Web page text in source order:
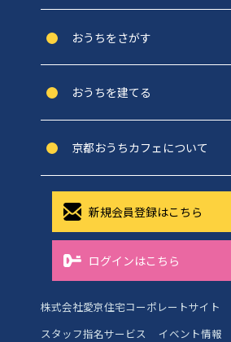
おうちをさがす
おうちを建てる
京都おうちカフェについて
新規会員登録はこちら
ログインはこちら
株式会社愛京住宅コーポレートサイト
スタッフ指名サービス
イベント情報